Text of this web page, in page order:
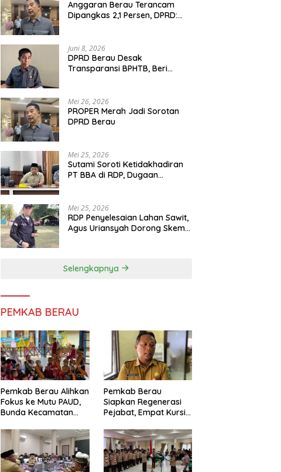
Anggaran Berau Terancam
Dipangkas 2,1 Persen, DPRD:
Juni 8, 2026
DPRD Berau Desak
Transparansi BPHTB, Beri
Mei 26, 2026
PROPER Merah Jadi Sorotan
DPRD Berau
Mei 25, 2026
Sutami Soroti Ketidakhadiran
PT BBA di RDP, Dugaan
Mei 25, 2026
RDP Penyelesaian Lahan Sawit,
Agus Uriansyah Dorong Skema
Selengkapnya
PEMKAB BERAU
Pemkab Berau Alihkan
Fokus ke Mutu PAUD,
Bunda Kecamatan
Pengawasan
Pemkab Berau
Siapkan Regenerasi
Pejabat, Empat Kursi
Diisi